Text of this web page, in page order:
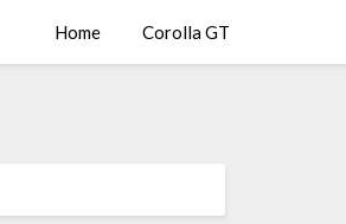
Home Corolla GT